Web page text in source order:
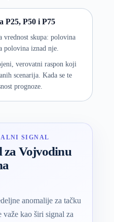
P25, P50 i P75
vrednost skupa: polovina
polovina iznad nje.
verovatni raspon koji
scenarija. Kada se te
prognoze.
SIGNAL
za Vojvodinu
anomalije za tačku
važe kao širi signal za